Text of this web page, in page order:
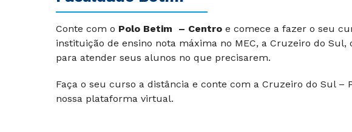
Conte com o Polo Betim – Centro e comece a fazer o seu
instituição de ensino nota máxima no MEC, a Cruzeiro do
para atender seus alunos no que precisarem.
Faça o seu curso a distância e conte com a Cruzeiro do Sul –
nossa plataforma virtual.